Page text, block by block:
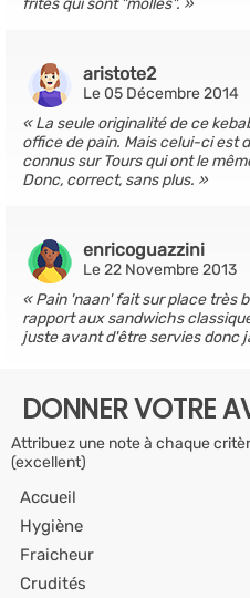
frites qui sont "molles".
aristote2
Le 05 Décembre 2014
La seule originalité de ce
office de pain. Mais celui-ci est
connus sur Tours qui ont le
Donc, correct, sans plus.
enricoguazzini
Le 22 Novembre 2013
Pain 'naan' fait sur place très
rapport aux sandwichs
juste avant d'être servies donc
DONNER VOTRE
Attribuez une note à chaque
(excellent)
Accueil
Hygiène
Fraicheur
Crudités